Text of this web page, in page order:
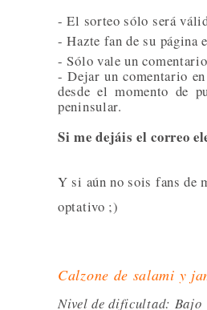
- El sorteo sólo será
- Hazte fan de su página
- Sólo vale un
- Dejar un comentario
desde el momento de
peninsular.
Si me dejáis el correo
Y si aún no sois fans de
optativo ;)
Calzone de salami y
Nivel de dificultad: Bajo